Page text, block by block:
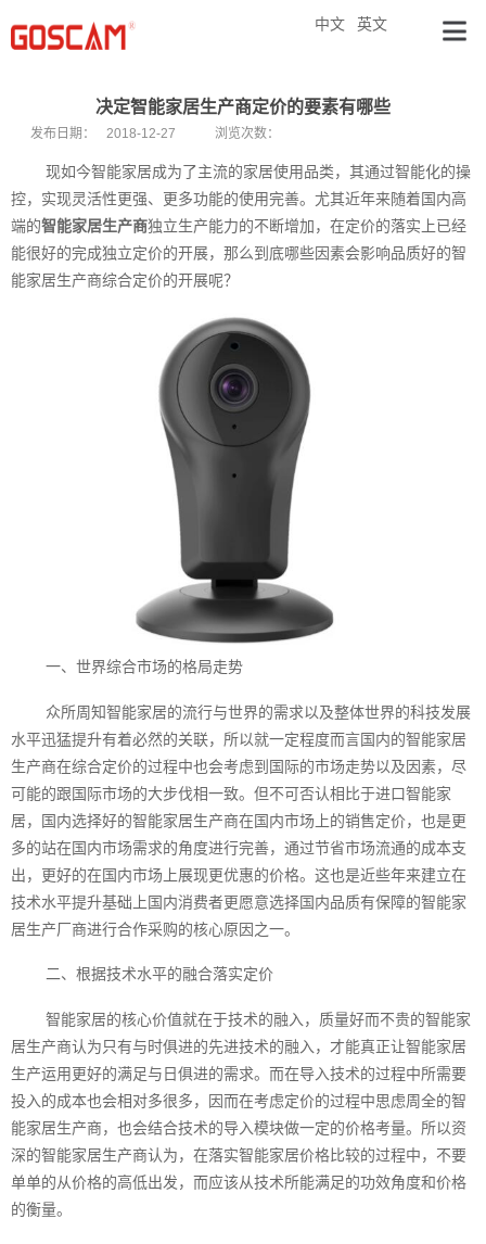
英文
中文
决定智能家居生产商定价的要素有哪些
发布日期： 2018-12-27 浏览次数：
现如今智能家居成为了主流的家居使用品类，其通过智能化的操
控，实现灵活性更强、更多功能的使用完善。尤其近年来随着国内高
端的智能家居生产商独立生产能力的不断增加，在定价的落实上已经
能很好的完成独立定价的开展，那么到底哪些因素会影响品质好的智
能家居生产商综合定价的开展呢？
一、世界综合市场的格局走势
众所周知智能家居的流行与世界的需求以及整体世界的科技发展
水平迅猛提升有着必然的关联，所以就一定程度而言国内的智能家居
生产商在综合定价的过程中也会考虑到国际的市场走势以及因素，尽
可能的跟国际市场的大步伐相一致。但不可否认相比于进口智能家
居，国内选择好的智能家居生产商在国内市场上的销售定价，也是更
多的站在国内市场需求的角度进行完善，通过节省市场流通的成本支
出，更好的在国内市场上展现更优惠的价格。这也是近些年来建立在
技术水平提升基础上国内消费者更愿意选择国内品质有保障的智能家
居生产厂商进行合作采购的核心原因之一。
二、根据技术水平的融合落实定价
智能家居的核心价值就在于技术的融入，质量好而不贵的智能家
居生产商认为只有与时俱进的先进技术的融入，才能真正让智能家居
生产运用更好的满足与日俱进的需求。而在导入技术的过程中所需要
投入的成本也会相对多很多，因而在考虑定价的过程中思虑周全的智
能家居生产商，也会结合技术的导入模块做一定的价格考量。所以资
深的智能家居生产商认为，在落实智能家居价格比较的过程中，不要
单单的从价格的高低出发，而应该从技术所能满足的功效角度和价格
的衡量。